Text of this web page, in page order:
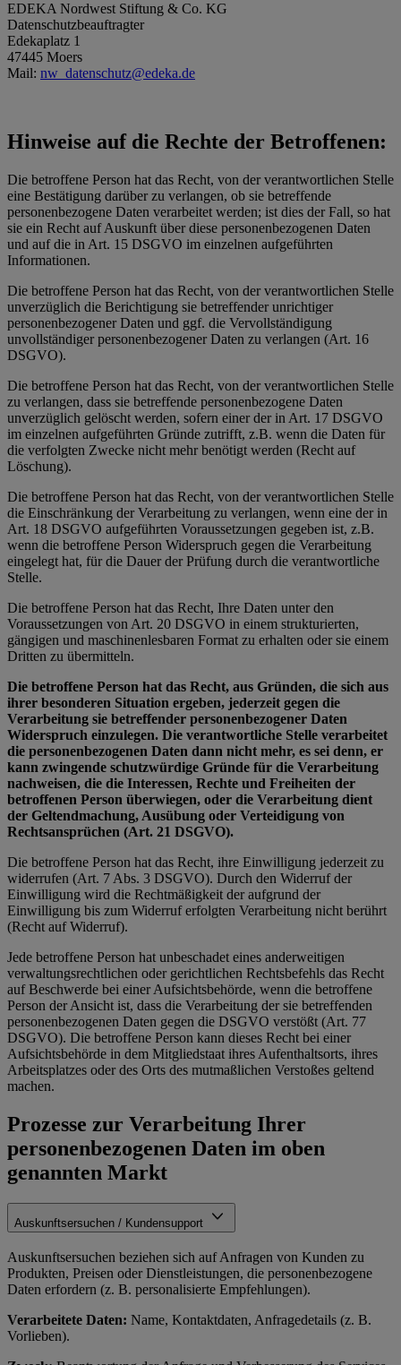
EDEKA Nordwest Stiftung & Co. KG
Datenschutzbeauftragter
Edekaplatz 1
47445 Moers
Mail: nw_datenschutz@edeka.de
Hinweise auf die Rechte der Betroffenen:
Die betroffene Person hat das Recht, von der verantwortlichen Stelle
eine Bestätigung darüber zu verlangen, ob sie betreffende
personenbezogene Daten verarbeitet werden; ist dies der Fall, so hat
sie ein Recht auf Auskunft über diese personenbezogenen Daten
und auf die in Art. 15 DSGVO im einzelnen aufgeführten
Informationen.
Die betroffene Person hat das Recht, von der verantwortlichen Stelle
unverzüglich die Berichtigung sie betreffender unrichtiger
personenbezogener Daten und ggf. die Vervollständigung
unvollständiger personenbezogener Daten zu verlangen (Art. 16
DSGVO).
Die betroffene Person hat das Recht, von der verantwortlichen Stelle
zu verlangen, dass sie betreffende personenbezogene Daten
unverzüglich gelöscht werden, sofern einer der in Art. 17 DSGVO
im einzelnen aufgeführten Gründe zutrifft, z.B. wenn die Daten für
die verfolgten Zwecke nicht mehr benötigt werden (Recht auf
Löschung).
Die betroffene Person hat das Recht, von der verantwortlichen Stelle
die Einschränkung der Verarbeitung zu verlangen, wenn eine der in
Art. 18 DSGVO aufgeführten Voraussetzungen gegeben ist, z.B.
wenn die betroffene Person Widerspruch gegen die Verarbeitung
eingelegt hat, für die Dauer der Prüfung durch die verantwortliche
Stelle.
Die betroffene Person hat das Recht, Ihre Daten unter den
Voraussetzungen von Art. 20 DSGVO in einem strukturierten,
gängigen und maschinenlesbaren Format zu erhalten oder sie einem
Dritten zu übermitteln.
Die betroffene Person hat das Recht, aus Gründen, die sich aus
ihrer besonderen Situation ergeben, jederzeit gegen die
Verarbeitung sie betreffender personenbezogener Daten
Widerspruch einzulegen. Die verantwortliche Stelle verarbeitet
die personenbezogenen Daten dann nicht mehr, es sei denn, er
kann zwingende schutzwürdige Gründe für die Verarbeitung
nachweisen, die die Interessen, Rechte und Freiheiten der
betroffenen Person überwiegen, oder die Verarbeitung dient
der Geltendmachung, Ausübung oder Verteidigung von
Rechtsansprüchen (Art. 21 DSGVO).
Die betroffene Person hat das Recht, ihre Einwilligung jederzeit zu
widerrufen (Art. 7 Abs. 3 DSGVO). Durch den Widerruf der
Einwilligung wird die Rechtmäßigkeit der aufgrund der
Einwilligung bis zum Widerruf erfolgten Verarbeitung nicht berührt
(Recht auf Widerruf).
Jede betroffene Person hat unbeschadet eines anderweitigen
verwaltungsrechtlichen oder gerichtlichen Rechtsbefehls das Recht
auf Beschwerde bei einer Aufsichtsbehörde, wenn die betroffene
Person der Ansicht ist, dass die Verarbeitung der sie betreffenden
personenbezogenen Daten gegen die DSGVO verstößt (Art. 77
DSGVO). Die betroffene Person kann dieses Recht bei einer
Aufsichtsbehörde in dem Mitgliedstaat ihres Aufenthaltsorts, ihres
Arbeitsplatzes oder des Orts des mutmaßlichen Verstoßes geltend
machen.
Prozesse zur Verarbeitung Ihrer
personenbezogenen Daten im oben
genannten Markt
Auskunftsersuchen / Kundensupport
Auskunftsersuchen beziehen sich auf Anfragen von Kunden zu
Produkten, Preisen oder Dienstleistungen, die personenbezogene
Daten erfordern (z. B. personalisierte Empfehlungen).
Verarbeitete Daten: Name, Kontaktdaten, Anfragedetails (z. B.
Vorlieben).